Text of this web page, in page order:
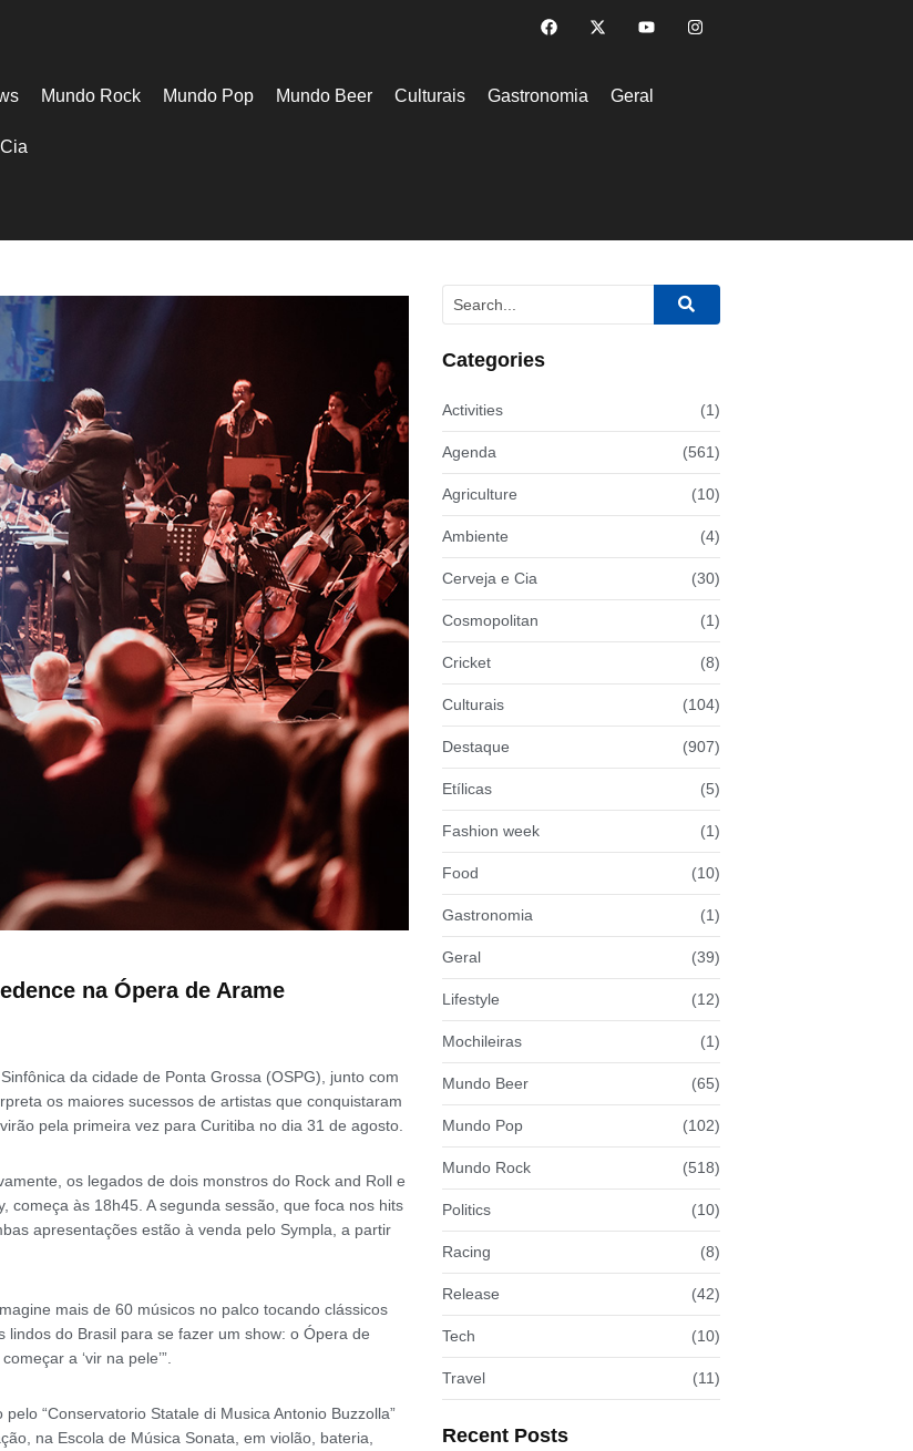
Mundo Rock Mundo Pop Mundo Beer Culturais Gastronomia Geral
na Ópera de Arame
da cidade de Ponta Grossa (OSPG), junto com
os maiores sucessos de artistas que conquistaram
pela primeira vez para Curitiba no dia 31 de agosto.
os legados de dois monstros do Rock and Roll e
começa às 18h45. A segunda sessão, que foca nos hits
apresentações estão à venda pelo Sympla, a partir
mais de 60 músicos no palco tocando clássicos
do Brasil para se fazer um show: o Ópera de
a ‘vir na pele’”.
“Conservatorio Statale di Musica Antonio Buzzolla”
na Escola de Música Sonata, em violão, bateria,
Categories
Activities (1)
Agenda (561)
Agriculture (10)
Ambiente (4)
Cerveja e Cia (30)
Cosmopolitan (1)
Cricket (8)
Culturais (104)
Destaque (907)
Etílicas (5)
Fashion week (1)
Food (10)
Gastronomia (1)
Geral (39)
Lifestyle (12)
Mochileiras (1)
Mundo Beer (65)
Mundo Pop (102)
Mundo Rock (518)
Politics (10)
Racing (8)
Release (42)
Tech (10)
Travel (11)
Recent Posts